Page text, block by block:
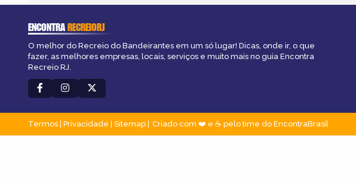
ENCONTRARECREIORJ
O melhor do Recreio do Bandeirantes em um só lugar! Dicas, onde ir, o que
fazer, as melhores empresas, locais, serviços e muito mais no guia Encontra
Recreio RJ.
Termos | Privacidade | Sitemap Criado com ❤️ e ☕ pelo time do EncontraBrasil